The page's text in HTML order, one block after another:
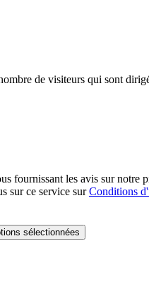
de visiteurs qui sont
fournissant les avis sur
sur ce service surConditions
sélectionnées